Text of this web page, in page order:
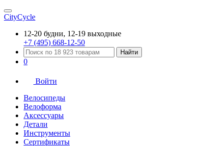
CityCycle
12-20 будни, 12-19 выходные
+7 (495) 668-12-50
Найти
0
Войти
Велосипеды
Велоформа
Аксессуары
Детали
Инструменты
Сертификаты